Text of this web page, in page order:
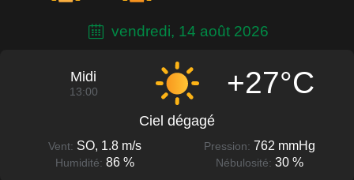
vendredi, 14 août 2026
Midi
13:00 +27°C
Ciel dégagé
Vent: SO, 1.8 m/s Pression: 762 mmHg
Humidité: 86 % Nébulosité: 30 %